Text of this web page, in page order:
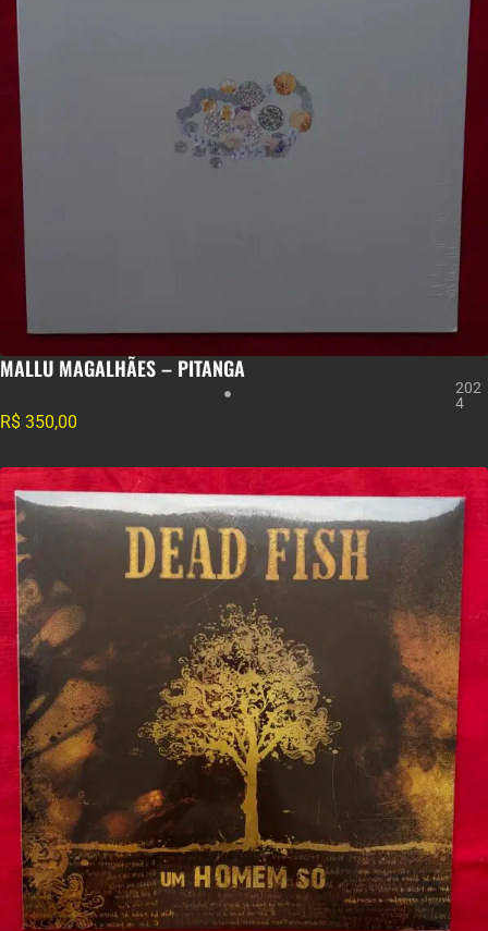
MALLU MAGALHÃES – PITANGA
202
4
R$ 350,00